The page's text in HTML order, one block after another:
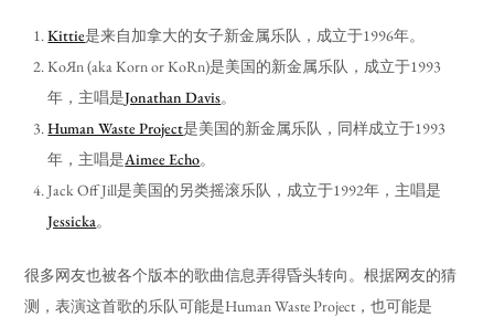
Kittie是来自加拿大的女子新金属乐队，成立于1996年。
KoЯn (aka Korn or KoRn)是美国的新金属乐队，成立于1993
年，主唱是Jonathan Davis。
Human Waste Project是美国的新金属乐队，同样成立于1993
年，主唱是Aimee Echo。
Jack Off Jill是美国的另类摇滚乐队，成立于1992年，主唱是
Jessicka。
很多网友也被各个版本的歌曲信息弄得昏头转向。根据网友的猜
测，表演这首歌的乐队可能是Human Waste Project，也可能是